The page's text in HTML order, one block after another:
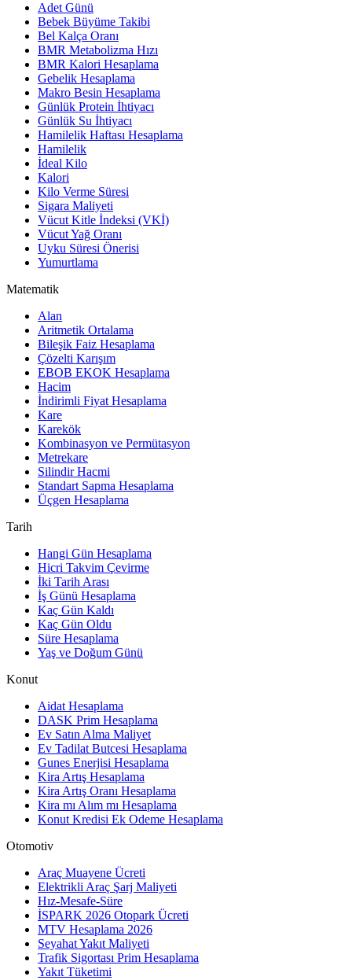
Adet Günü
Bebek Büyüme Takibi
Bel Kalça Oranı
BMR Metabolizma Hızı
BMR Kalori Hesaplama
Gebelik Hesaplama
Makro Besin Hesaplama
Günlük Protein İhtiyacı
Günlük Su İhtiyacı
Hamilelik Haftası Hesaplama
Hamilelik
İdeal Kilo
Kalori
Kilo Verme Süresi
Sigara Maliyeti
Vücut Kitle İndeksi (VKİ)
Vücut Yağ Oranı
Uyku Süresi Önerisi
Yumurtlama
Matematik
Alan
Aritmetik Ortalama
Bileşik Faiz Hesaplama
Çözelti Karışım
EBOB EKOK Hesaplama
Hacim
İndirimli Fiyat Hesaplama
Kare
Karekök
Kombinasyon ve Permütasyon
Metrekare
Silindir Hacmi
Standart Sapma Hesaplama
Üçgen Hesaplama
Tarih
Hangi Gün Hesaplama
Hicri Takvim Çevirme
İki Tarih Arası
İş Günü Hesaplama
Kaç Gün Kaldı
Kaç Gün Oldu
Süre Hesaplama
Yaş ve Doğum Günü
Konut
Aidat Hesaplama
DASK Prim Hesaplama
Ev Satın Alma Maliyet
Ev Tadilat Butcesi Hesaplama
Gunes Enerjisi Hesaplama
Kira Artış Hesaplama
Kira Artış Oranı Hesaplama
Kira mı Alım mı Hesaplama
Konut Kredisi Ek Odeme Hesaplama
Otomotiv
Araç Muayene Ücreti
Elektrikli Araç Şarj Maliyeti
Hız-Mesafe-Süre
İSPARK 2026 Otopark Ücreti
MTV Hesaplama 2026
Seyahat Yakıt Maliyeti
Trafik Sigortası Prim Hesaplama
Yakıt Tüketimi